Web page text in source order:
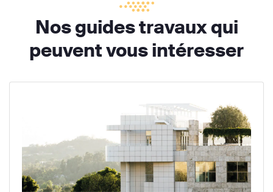
Nos guides travaux qui
peuvent vous intéresser